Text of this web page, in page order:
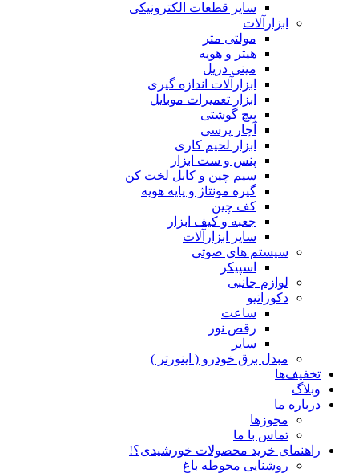
سایر قطعات الکترونیکی
ابزارآلات
مولتی متر
هیتر و هویه
مینی دریل
ابزارآلات اندازه گیری
ابزار تعمیرات موبایل
پیچ گوشتی
آچار پرسی
ابزار لحیم کاری
پنس و ست ابزار
سیم چین و کابل لخت کن
گیره مونتاژ و پایه هویه
کف چین
جعبه و کیف ابزار
سایر ابزارآلات
سیستم های صوتی
اسپیکر
لوازم جانبی
دکوراتیو
ساعت
رقص نور
سایر
مبدل برق خودرو ( اینورتر )
تخفیف‌ها
وبلاگ
درباره ما
مجوزها
تماس با ما
راهنمای خرید محصولات خورشیدی؟!
روشنایی محوطه باغ